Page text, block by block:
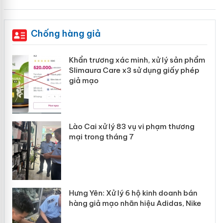
Chống hàng giả
Khẩn trương xác minh, xử lý sản phẩm
Slimaura Care x3 sử dụng giấy phép
giả mạo
Lào Cai xử lý 83 vụ vi phạm thương
mại trong tháng 7
Hưng Yên: Xử lý 6 hộ kinh doanh bán
hàng giả mạo nhãn hiệu Adidas, Nike